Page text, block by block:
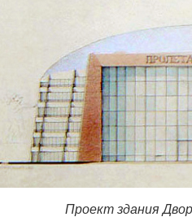
Проект здания